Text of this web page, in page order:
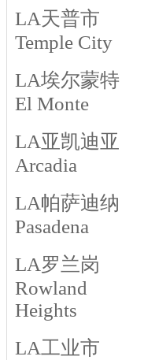
LA天普市
Temple City
LA埃尔蒙特
El Monte
LA亚凯迪亚
Arcadia
LA帕萨迪纳
Pasadena
LA罗兰岗
Rowland
Heights
LA工业市